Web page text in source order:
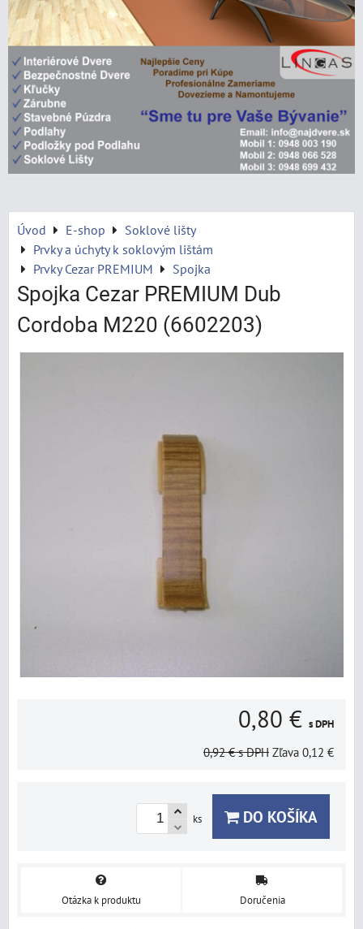
Úvod E-shop
Soklové lišty
Prvky a úchyty k soklovým lištám
Prvky Cezar PREMIUM
Spojka
Spojka Cezar PREMIUM Dub
Cordoba M220 (6602203)
0,80 € s DPH
0,92 € s DPH Zľava 0,12 €
ks DO KOŠÍKA
Otázka k produktu Doručenia